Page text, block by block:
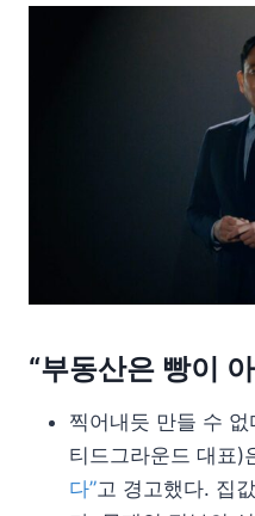
“부동산은 빵이
찍어내듯 만들 수
티드그라운드 대표)
다”고 경고했다. 집